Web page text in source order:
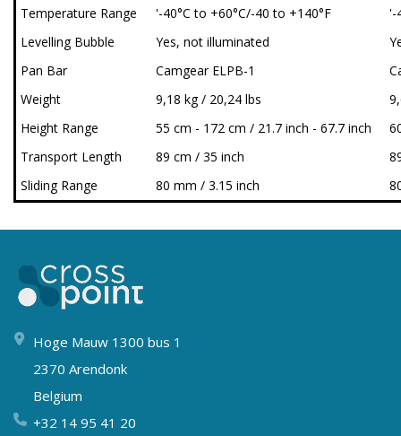
Temperature Range
'-40°C to +60°C/-40 to +140°F
'-
Levelling Bubble
Yes, not illuminated
Pan Bar
Camgear ELPB-1
Weight
9,18 kg / 20,24 lbs
Height Range
55 cm - 172 cm / 21.7 inch - 67.7 inch
Transport Length
89 cm / 35 inch
Sliding Range
80 mm / 3.15 inch
Hoge Mauw 1300 bus 1
2370 Arendonk
Belgium
+32 14 95 41 20